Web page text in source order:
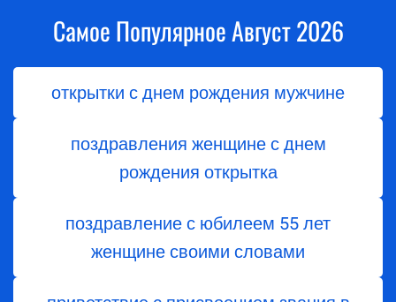
Самое Популярное Август 2026
открытки с днем рождения мужчине
поздравления женщине с днем
рождения открытка
поздравление с юбилеем 55 лет
женщине своими словами